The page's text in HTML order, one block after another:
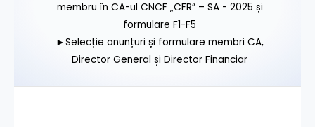
membru în CA-ul CNCF „CFR” – SA - 2025 și
formulare F1-F5
►Selecție anunțuri și formulare membri CA,
Director General și Director Financiar